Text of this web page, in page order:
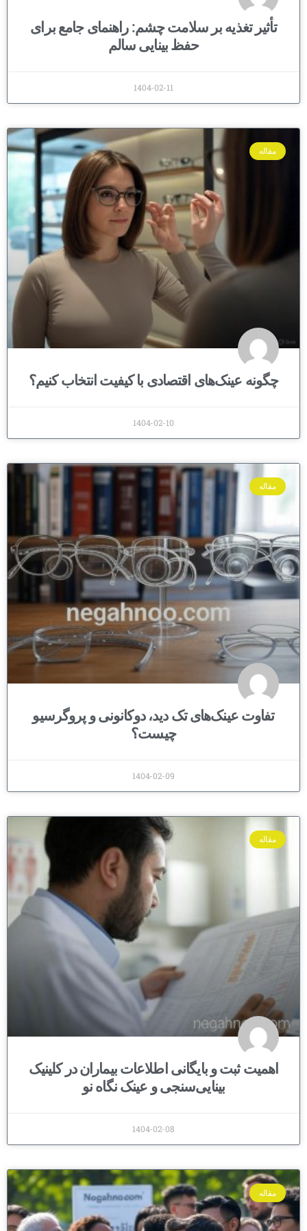
تأثیر تغذیه بر سلامت چشم: راهنمای جامع برای
حفظ بینایی سالم
1404-02-11
مقاله
چگونه عینک‌های اقتصادی با کیفیت انتخاب کنیم؟
1404-02-10
مقاله
تفاوت عینک‌های تک دید، دوکانونی و پروگرسیو
چیست؟
1404-02-09
مقاله
اهمیت ثبت و بایگانی اطلاعات بیماران در کلینیک
بینایی‌سنجی و عینک نگاه نو
1404-02-08
مقاله